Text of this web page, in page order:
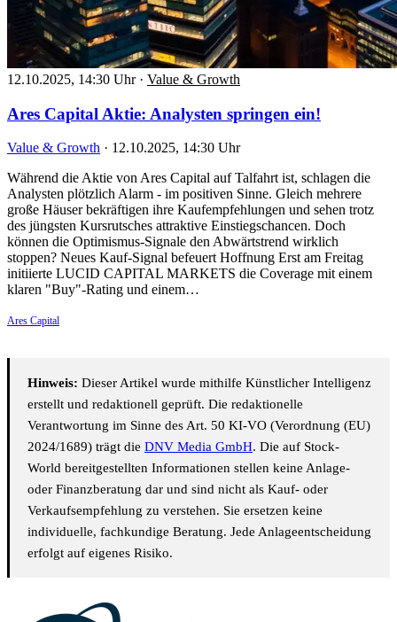
12.10.2025, 14:30 Uhr · Value & Growth
Ares Capital Aktie: Analysten springen ein!
Value & Growth · 12.10.2025, 14:30 Uhr
Während die Aktie von Ares Capital auf Talfahrt ist, schlagen die
Analysten plötzlich Alarm - im positiven Sinne. Gleich mehrere
große Häuser bekräftigen ihre Kaufempfehlungen und sehen trotz
des jüngsten Kursrutsches attraktive Einstiegschancen. Doch
können die Optimismus-Signale den Abwärtstrend wirklich
stoppen? Neues Kauf-Signal befeuert Hoffnung Erst am Freitag
initiierte LUCID CAPITAL MARKETS die Coverage mit einem
klaren "Buy"-Rating und einem…
Ares Capital
Hinweis: Dieser Artikel wurde mithilfe Künstlicher Intelligenz
erstellt und redaktionell geprüft. Die redaktionelle
Verantwortung im Sinne des Art. 50 KI-VO (Verordnung (EU)
2024/1689) trägt die DNV Media GmbH. Die auf Stock-
World bereitgestellten Informationen stellen keine Anlage-
oder Finanzberatung dar und sind nicht als Kauf- oder
Verkaufsempfehlung zu verstehen. Sie ersetzen keine
individuelle, fachkundige Beratung. Jede Anlageentscheidung
erfolgt auf eigenes Risiko.